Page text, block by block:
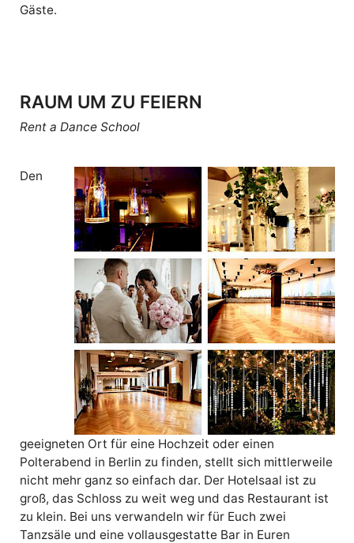
Gäste.
RAUM UM ZU FEIERN
Rent a Dance School
Den
geeigneten Ort für eine Hochzeit oder einen
Polterabend in Berlin zu finden, stellt sich mittlerweile
nicht mehr ganz so einfach dar. Der Hotelsaal ist zu
groß, das Schloss zu weit weg und das Restaurant ist
zu klein. Bei uns verwandeln wir für Euch zwei
Tanzsäle und eine vollausgestatte Bar in Euren